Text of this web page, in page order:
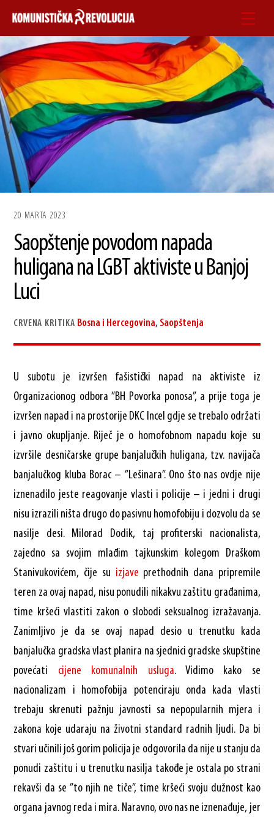
content
20 MARTA 2023
Saopštenje povodom napada
huligana na LGBT aktiviste u Banjoj
Luci
CRVENA KRITIKA Bosna i Hercegovina, Saopštenja
U subotu je izvršen fašistički napad na aktiviste iz
Organizacionog odbora ”BH Povorka ponosa”, a prije toga je
izvršen napad i na prostorije DKC Incel gdje se trebalo održati
i javno okupljanje. Riječ je o homofobnom napadu koje su
izvršile desničarske grupe banjalučkih huligana, tzv. navijača
banjalučkog kluba Borac – ”Lešinara”. Ono što nas ovdje nije
iznenadilo jeste reagovanje vlasti i policije – i jedni i drugi
nisu izrazili ništa drugo do pasivnu homofobiju i dozvolu da se
nasilje desi. Milorad Dodik, taj profiterski nacionalista,
zajedno sa svojim mlađim tajkunskim kolegom Draškom
Stanivukovićem, čije su izjave prethodnih dana pripremile
teren za ovaj napad, nisu ponudili nikakvu zaštitu građanima,
time kršeći vlastiti zakon o slobodi seksualnog izražavanja.
Zanimljivo je da se ovaj napad desio u trenutku kada
banjalučka gradska vlast planira na sjednici gradske skupštine
povećati cijene komunalnih usluga. Vidimo kako se
nacionalizam i homofobija potenciraju onda kada vlasti
trebaju skrenuti pažnju javnosti sa nepopularnih mjera i
zakona koje udaraju na životni standard radnih ljudi. Da bi
stvari učinili još gorim policija je odgovorila da nije u stanju da
ponudi zaštitu i u trenutku nasilja takođe je ostala po strani
rekavši da se ”to njih ne tiče”, time kršeći svoju dužnost kao
organa javnog reda i mira. Naravno, ovo nas ne iznenađuje, jer